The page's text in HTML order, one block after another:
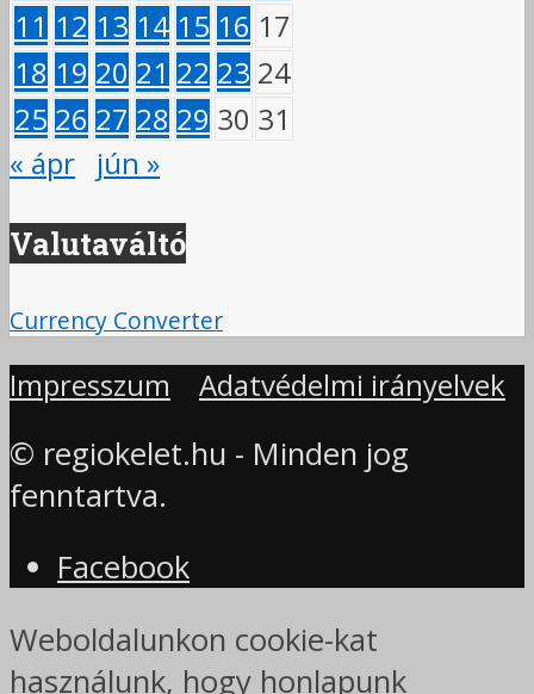
11 12 13 14 15 16 17
18 19 20 21 22 23 24
25 26 27 28 29 30 31
« ápr
jún »
Valutaváltó
Currency Converter
Impresszum Adatvédelmi irányelvek
© regiokelet.hu - Minden jog
fenntartva.
Facebook
Weboldalunkon cookie-kat
használunk, hogy honlapunk